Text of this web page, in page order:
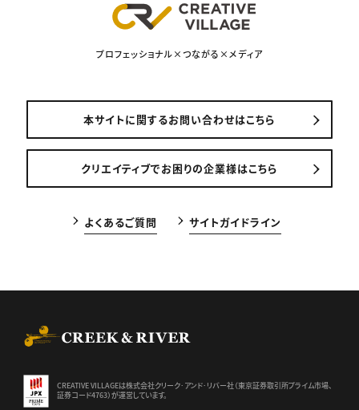
プロフェッショナル×つながる×メディア
本サイトに関するお問い合わせはこちら
クリエイティブでお困りの企業様はこちら
よくあるご質問 サイトガイドライン
CREATIVE VILLAGEは株式会社クリーク･アンド･リバー社（東京証券取引所プライム市場、
証券コード4763）が運営しています。